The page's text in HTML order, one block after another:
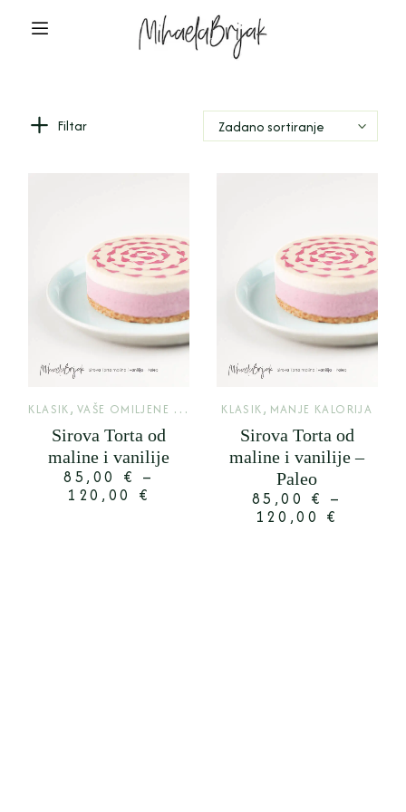
Filtar Zadano sortiranje
KLASIK, VAŠE OMILJENE TORTE
Sirova Torta od
maline i vanilije
85,00 € –
120,00 €
KLASIK, MANJE KALORIJA
Sirova Torta od
maline i vanilije –
Paleo
85,00 € –
120,00 €